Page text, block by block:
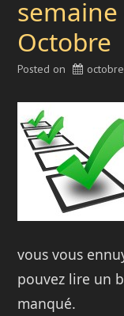
LE FORUM
Octobre
Posted on
vous vous
pouvez lire un
manqué.